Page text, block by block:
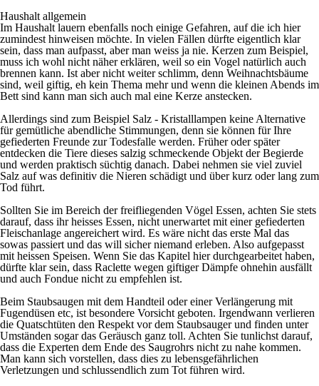
Haushalt allgemein
Im Haushalt lauern ebenfalls noch einige Gefahren, auf die ich hier
zumindest hinweisen möchte. In vielen Fällen dürfte eigentlich klar
sein, dass man aufpasst, aber man weiss ja nie. Kerzen zum Beispiel,
muss ich wohl nicht näher erklären, weil so ein Vogel natürlich auch
brennen kann. Ist aber nicht weiter schlimm, denn Weihnachtsbäume
sind, weil giftig, eh kein Thema mehr und wenn die kleinen Abends im
Bett sind kann man sich auch mal eine Kerze anstecken.
Allerdings sind zum Beispiel Salz - Kristalllampen keine Alternative
für gemütliche abendliche Stimmungen, denn sie können für Ihre
gefiederten Freunde zur Todesfalle werden. Früher oder später
entdecken die Tiere dieses salzig schmeckende Objekt der Begierde
und werden praktisch süchtig danach. Dabei nehmen sie viel zuviel
Salz auf was definitiv die Nieren schädigt und über kurz oder lang zum
Tod führt.
Sollten Sie im Bereich der freifliegenden Vögel Essen, achten Sie stets
darauf, dass ihr heisses Essen, nicht unerwartet mit einer gefiederten
Fleischanlage angereichert wird. Es wäre nicht das erste Mal das
sowas passiert und das will sicher niemand erleben. Also aufgepasst
mit heissen Speisen. Wenn Sie das Kapitel hier durchgearbeitet haben,
dürfte klar sein, dass Raclette wegen giftiger Dämpfe ohnehin ausfällt
und auch Fondue nicht zu empfehlen ist.
Beim Staubsaugen mit dem Handteil oder einer Verlängerung mit
Fugendüsen etc, ist besondere Vorsicht geboten. Irgendwann verlieren
die Quatschtüten den Respekt vor dem Staubsauger und finden unter
Umständen sogar das Geräusch ganz toll. Achten Sie tunlichst darauf,
dass die Experten dem Ende des Saugrohrs nicht zu nahe kommen.
Man kann sich vorstellen, dass dies zu lebensgefährlichen
Verletzungen und schlussendlich zum Tot führen wird.